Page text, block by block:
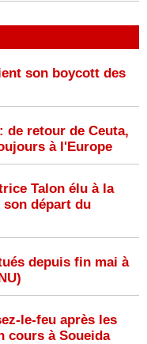
son boycott des
de retour de Ceuta,
à l'Europe
Talon élu à la
son départ du
depuis fin mai à
le-feu après les
cours à Soueida